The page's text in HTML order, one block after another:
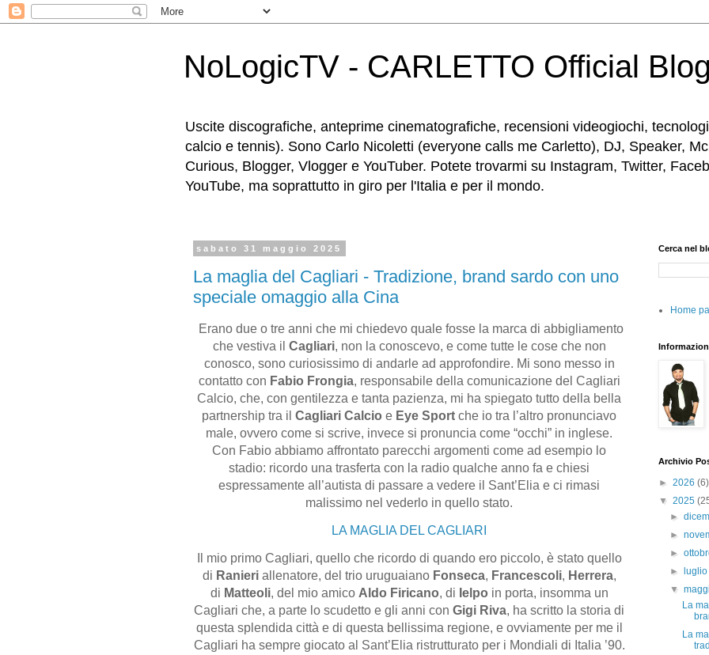
NoLogicTV - CARLETTO Official Blog
Uscite discografiche, anteprime cinematografiche, recensioni videogiochi,
calcio e tennis). Sono Carlo Nicoletti (everyone calls me Carletto), DJ, Speaker,
Curious, Blogger, Vlogger e YouTuber. Potete trovarmi su Instagram, Twitter,
YouTube, ma soprattutto in giro per l'Italia e per il mondo.
sabato 31 maggio 2025
La maglia del Cagliari - Tradizione, brand sardo con uno
speciale omaggio alla Cina
Erano due o tre anni che mi chiedevo quale fosse la marca di abbigliamento
che vestiva il Cagliari, non la conoscevo, e come tutte le cose che non
conosco, sono curiosissimo di andarle ad approfondire. Mi sono messo in
contatto con Fabio Frongia, responsabile della comunicazione del Cagliari
Calcio, che, con gentilezza e tanta pazienza, mi ha spiegato tutto della bella
partnership tra il Cagliari Calcio e Eye Sport che io tra l’altro pronunciavo
male, ovvero come si scrive, invece si pronuncia come “occhi” in inglese.
Con Fabio abbiamo affrontato parecchi argomenti come ad esempio lo
stadio: ricordo una trasferta con la radio qualche anno fa e chiesi
espressamente all’autista di passare a vedere il Sant’Elia e ci rimasi
malissimo nel vederlo in quello stato.
LA MAGLIA DEL CAGLIARI
Il mio primo Cagliari, quello che ricordo di quando ero piccolo, è stato quello
di Ranieriallenatore, del trio uruguaiano Fonseca, Francescoli, Herrera,
di Matteoli, del mio amico Aldo Firicano, di Ielpo in porta, insomma un
Cagliari che, a parte lo scudetto e gli anni con Gigi Riva, ha scritto la storia di
questa splendida città e di questa bellissima regione, e ovviamente per me il
Cagliari ha sempre giocato al Sant’Elia ristrutturato per i Mondiali di Italia ’90.
Cerca nel
Home
Archivio
► 2026 (6)
▼ 2025
►
►
►
►
▼
La
La